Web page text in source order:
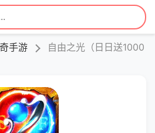
手游
自由之光（日日送1000